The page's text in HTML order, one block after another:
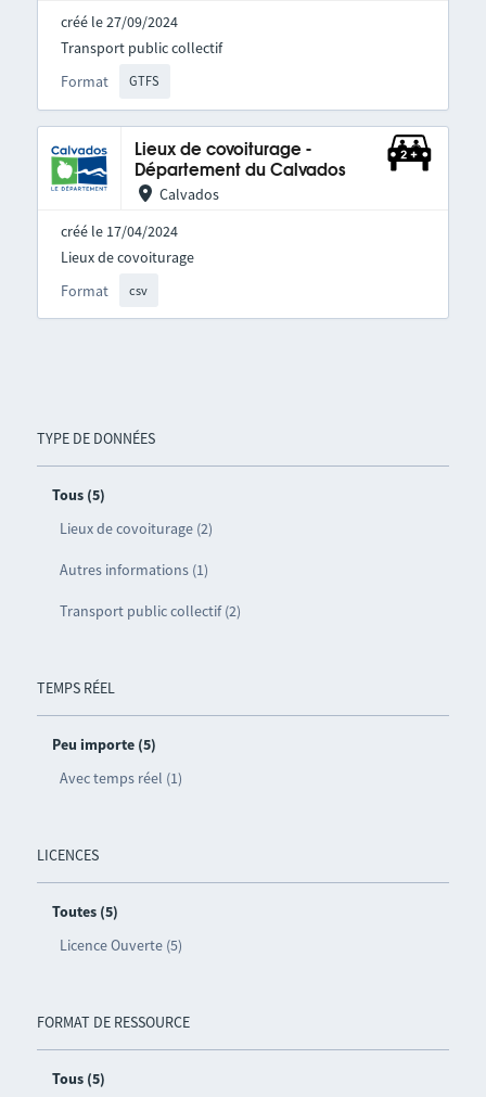
TYPE DE DONNÉES
Tous (5)
Lieux de covoiturage (2)
Autres informations (1)
Transport public collectif (2)
TEMPS RÉEL
Peu importe (5)
Avec temps réel (1)
LICENCES
Toutes (5)
Licence Ouverte (5)
FORMAT DE RESSOURCE
Tous (5)
créé le 27/09/2024
Format GTFS
Transport public collectif
Lieux de covoiturage -
Département du Calvados
Calvados
créé le 17/04/2024
Format csv
Lieux de covoiturage